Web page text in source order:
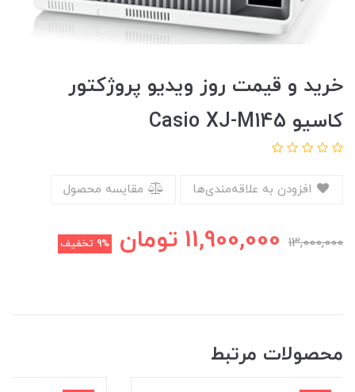
خرید و قیمت روز ویدیو پروژکتور
کاسیو Casio XJ-M145
مقایسه محصول
13,000,000
11,900,000 تومان 9% تخفیف
محصولات مرتبط